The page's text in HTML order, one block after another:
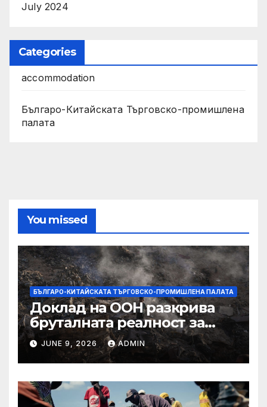
July 2024
Categories
accommodation
Българо-Китайската Търговско-промишлена
палата
You missed
БЪЛГАРО-КИТАЙСКАТА ТЪРГОВСКО-ПРОМИШЛЕНА ПАЛАТА
Доклад на ООН разкрива
бруталната реалност за
палестинците в Газа,
Западния бряг
JUNE 9, 2026 ADMIN